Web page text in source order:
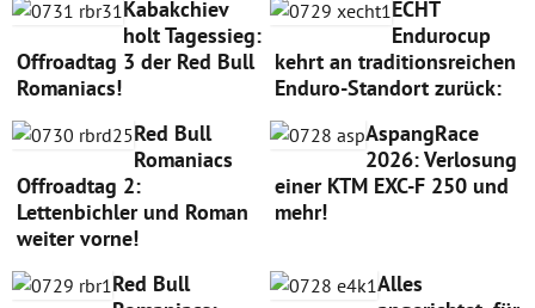
Kabakchiev
holt Tagessieg:
Offroadtag 3 der Red Bull
Romaniacs!
ECHT
Endurocup
kehrt an traditionsreichen
Enduro-Standort zurück:
Red Bull
Romaniacs
Offroadtag 2:
Lettenbichler und Roman
weiter vorne!
AspangRace
2026: Verlosung
einer KTM EXC-F 250 und
mehr!
Red Bull
Alles